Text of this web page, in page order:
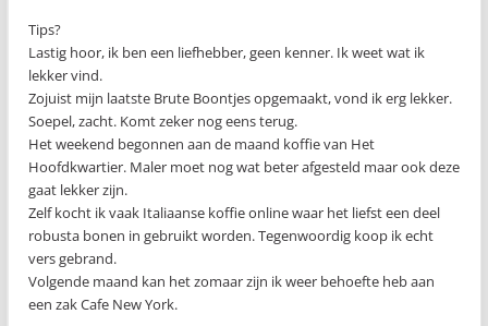
Tips?
Lastig hoor, ik ben een liefhebber, geen kenner. Ik weet wat ik
lekker vind.
Zojuist mijn laatste Brute Boontjes opgemaakt, vond ik erg lekker.
Soepel, zacht. Komt zeker nog eens terug.
Het weekend begonnen aan de maand koffie van Het
Hoofdkwartier. Maler moet nog wat beter afgesteld maar ook deze
gaat lekker zijn.
Zelf kocht ik vaak Italiaanse koffie online waar het liefst een deel
robusta bonen in gebruikt worden. Tegenwoordig koop ik echt
vers gebrand.
Volgende maand kan het zomaar zijn ik weer behoefte heb aan
een zak Cafe New York.